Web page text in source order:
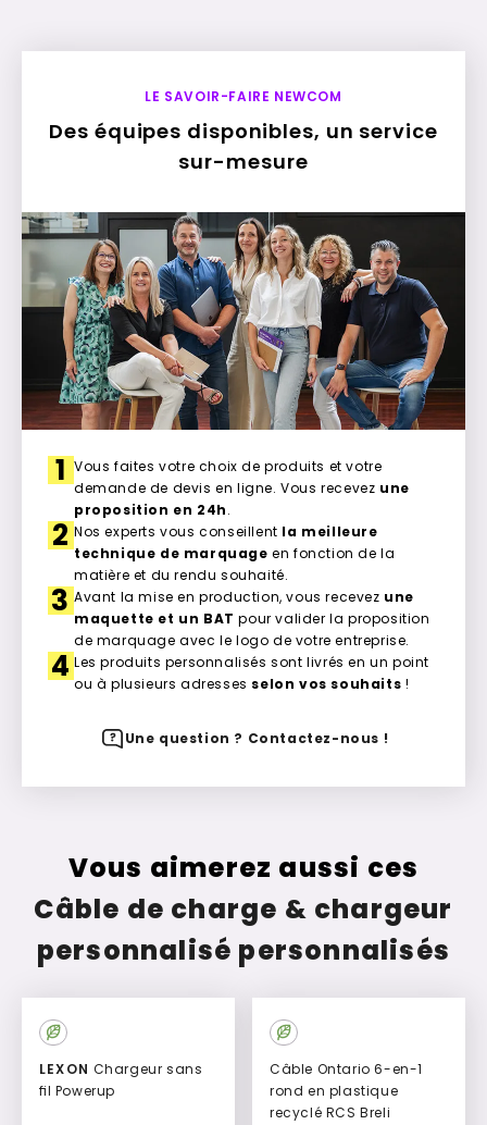
LE SAVOIR-FAIRE NEWCOM
Des équipes disponibles, un service
sur-mesure
1 Vous faites votre choix de produits et votre
demande de devis en ligne. Vous recevez une
proposition en 24h.
2 Nos experts vous conseillent la meilleure
technique de marquage en fonction de la
matière et du rendu souhaité.
3 Avant la mise en production, vous recevez une
maquette et un BAT pour valider la proposition
de marquage avec le logo de votre entreprise.
4 Les produits personnalisés sont livrés en un point
ou à plusieurs adresses selon vos souhaits !
Une question ? Contactez-nous !
Vous aimerez aussi ces
Câble de charge & chargeur
personnalisé personnalisés
LEXON
ﬁl Powerup
Câble Ontario 6-en-1
rond en plastique
recyclé RCS Breli